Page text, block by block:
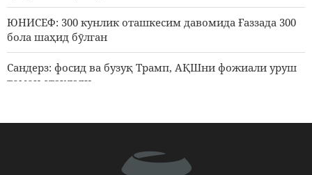
ЮНИСЕФ: 300 кунлик оташкесим давомида Ғаззада 300
бола шаҳид бӯлган
Сандерз: фосид ва бузуқ Трамп, АҚШни фожиали уруш
томон етаклади
деди: бутун дунёни ҳам бирлаштирсангиз, сизга фойда